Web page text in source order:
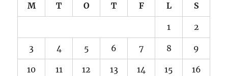
M T O T F L S
1 2
3 4 5 6 7 8 9
10 11 12 13 14 15 16